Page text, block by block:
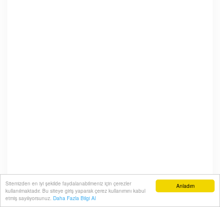
Anladım
Sitemizden en iyi şekilde faydalanabilmeniz için çerezler
kullanılmaktadır. Bu siteye giriş yaparak çerez kullanımını kabul
etmiş sayılıyorsunuz. Daha Fazla Bilgi Al